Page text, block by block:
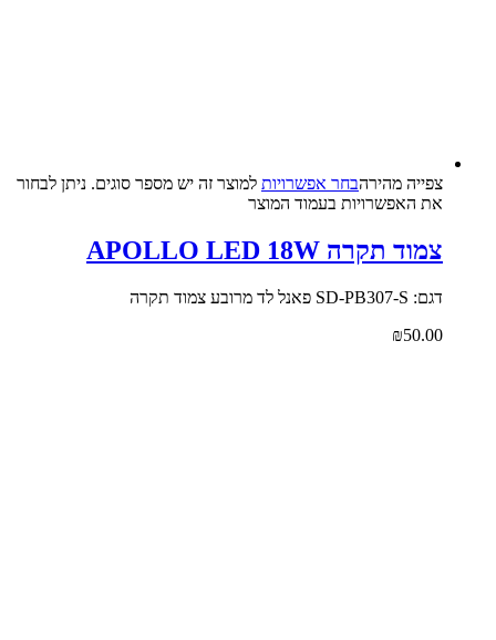
צפייה‬ ‫מהירה‬בחר אפשרויות למוצר זה יש מספר סוגים. ניתן לבחור
את האפשרויות בעמוד המוצר
צמוד תקרה APOLLO LED 18W
דגם: SD-PB307-S פאנל לד מרובע צמוד תקרה
₪50.00